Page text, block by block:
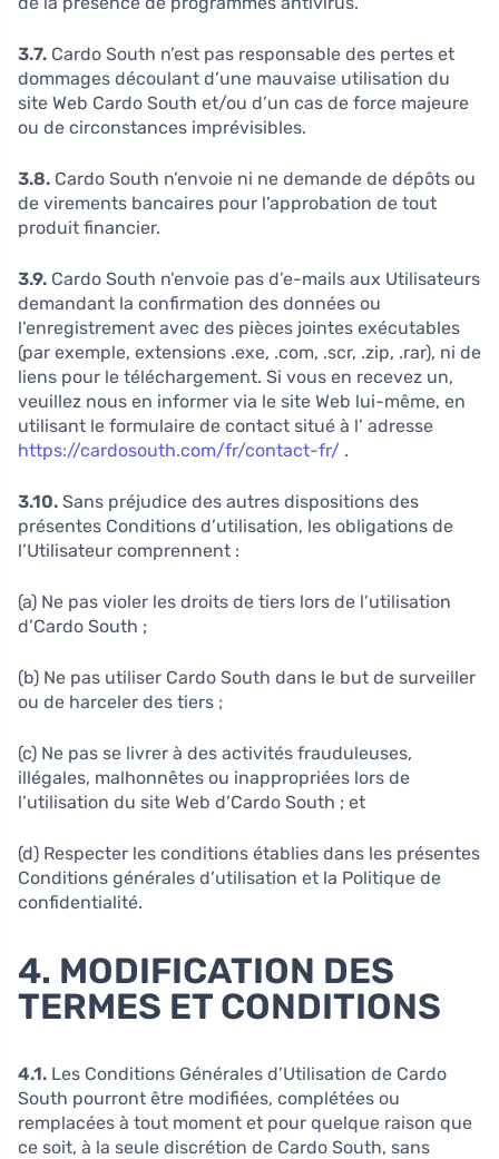
3.7. Cardo South n’est pas responsable des pertes et
dommages découlant d’une mauvaise utilisation du
site Web Cardo South et/ou d’un cas de force majeure
ou de circonstances imprévisibles.
3.8. Cardo South n’envoie ni ne demande de dépôts ou
de virements bancaires pour l’approbation de tout
produit financier.
3.9. Cardo South n’envoie pas d’e-mails aux Utilisateurs
demandant la confirmation des données ou
l’enregistrement avec des pièces jointes exécutables
(par exemple, extensions .exe, .com, .scr, .zip, .rar), ni de
liens pour le téléchargement. Si vous en recevez un,
veuillez nous en informer via le site Web lui-même, en
utilisant le formulaire de contact situé à l’ adresse
https://cardosouth.com/fr/contact-fr/ .
3.10. Sans préjudice des autres dispositions des
présentes Conditions d’utilisation, les obligations de
l’Utilisateur comprennent :
(a) Ne pas violer les droits de tiers lors de l’utilisation
d’Cardo South ;
(b) Ne pas utiliser Cardo South dans le but de surveiller
ou de harceler des tiers ;
(c) Ne pas se livrer à des activités frauduleuses,
illégales, malhonnêtes ou inappropriées lors de
l’utilisation du site Web d’Cardo South ; et
(d) Respecter les conditions établies dans les présentes
Conditions générales d’utilisation et la Politique de
confidentialité.
4. MODIFICATION DES
TERMES ET CONDITIONS
4.1. Les Conditions Générales d’Utilisation de Cardo
South pourront être modifiées, complétées ou
remplacées à tout moment et pour quelque raison que
ce soit, à la seule discrétion de Cardo South, sans